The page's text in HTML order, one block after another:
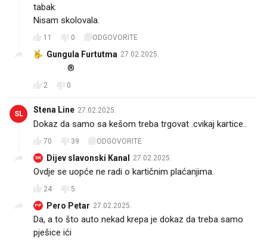
tabak.
Nisam skolovala.
11 0 ODGOVORITE
Gungula Furtutma 27.02.2025.
😂😂😂®️
2 0
SL Stena Line 27.02.2025.
Dokaz da samo sa kešom treba trgovat .cvikaj kartice..
70 39 ODGOVORITE
DK Dijev slavonski Kanal 27.02.2025.
Ovdje se uopće ne radi o kartičnim plaćanjima.
24 5
PP Pero Petar 27.02.2025.
Da, a to što auto nekad krepa je dokaz da treba samo
pješice ići 😁